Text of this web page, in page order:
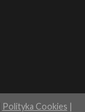
Polityka Cookies |